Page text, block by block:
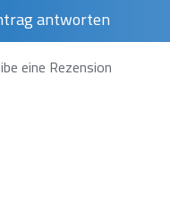
antworten
eine Rezension